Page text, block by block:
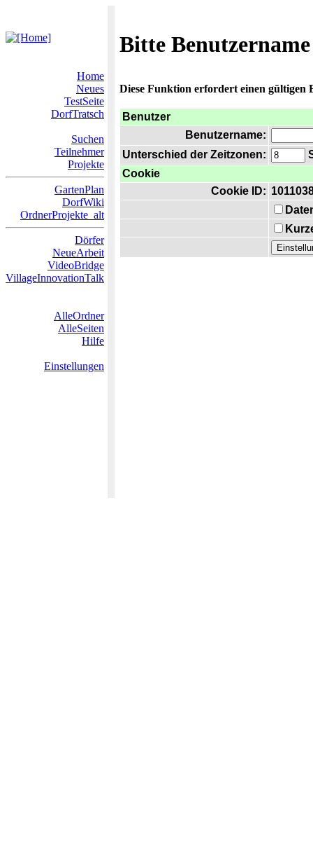
Bitte
Home
Neues
TestSeite
DorfTratsch
Suchen
Teilnehmer
Projekte
GartenPlan
DorfWiki
OrdnerProjekte_alt
Dörfer
NeueArbeit
VideoBridge
VillageInnovationTalk
AlleOrdner
AlleSeiten
Hilfe
Einstellungen
Diese Funktion erfordert einen gültigen
Benutzer
Benutzername:
Unterschied der Zeitzonen:
Cookie
Cookie ID: